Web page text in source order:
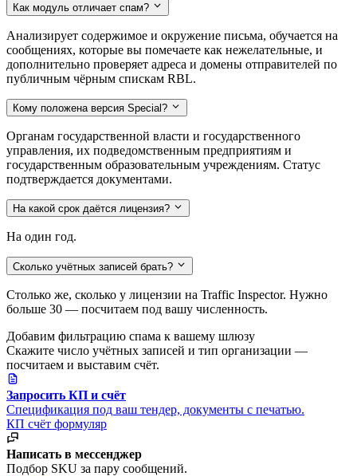
Как модуль отличает спам?
Анализирует содержимое и окружение письма, обучается на
сообщениях, которые вы помечаете как нежелательные, и
дополнительно проверяет адреса и домены отправителей по
публичным чёрным спискам RBL.
Кому положена версия Special?
Органам государственной власти и государственного
управления, их подведомственным предприятиям и
государственным образовательным учреждениям. Статус
подтверждается документами.
На какой срок даётся лицензия?
На один год.
Сколько учётных записей брать?
Столько же, сколько у лицензии на Traffic Inspector. Нужно
больше 30 — посчитаем под вашу численность.
Добавим фильтрацию спама к вашему шлюзу
Скажите число учётных записей и тип организации —
посчитаем и выставим счёт.
Запросить КП и счёт
Спецификация под ваш тендер, документы с печатью.
КП счёт формуляр
Написать в мессенджер
Подбор SKU за пару сообщений.